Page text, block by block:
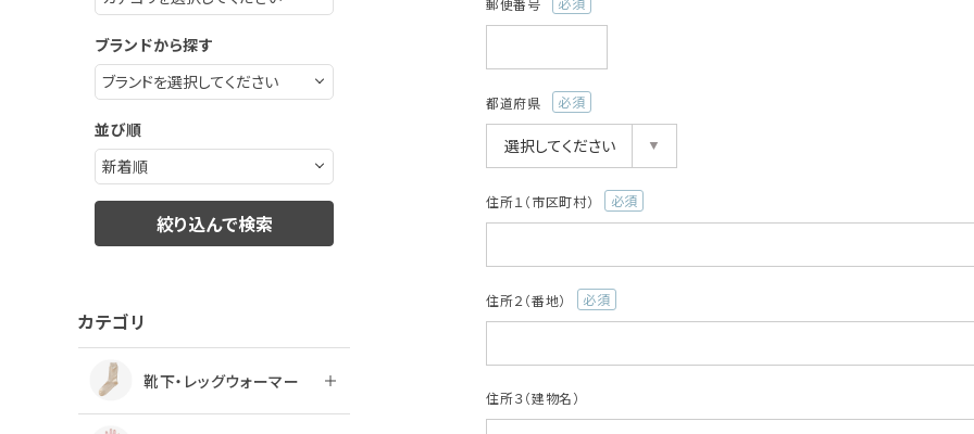
ブランドから探す
並び順
絞り込んで検索
カテゴリ
靴下・レッグウォーマー
(必
都道府県
(必
須)
住所１（市区町村）
(必
住所２（番地）
(必
住所３（建物名）